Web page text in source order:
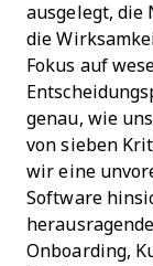
ausgelegt, die
die
Fokus auf
genau, wie
von sieben
wir eine
Software
Onboarding,